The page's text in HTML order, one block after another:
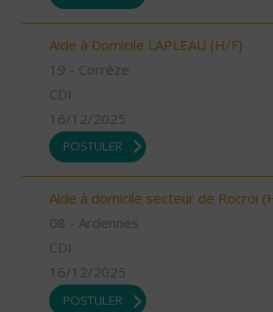
Aide à Domicile LAPLEAU (H/F)
19 - Corrèze
CDI
16/12/2025
POSTULER
Aide à domicile secteur de Rocroi
08 - Ardennes
CDI
16/12/2025
POSTULER